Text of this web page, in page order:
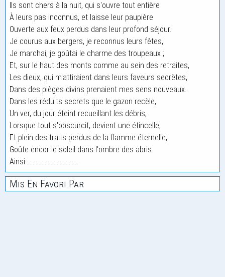
Ils sont chers à la nuit, qui s'ouvre tout entière
À leurs pas inconnus, et laisse leur paupière
Ouverte aux feux perdus dans leur profond séjour.
Je courus aux bergers, je reconnus leurs fêtes,
Je marchai, je goûtai le charme des troupeaux ;
Et, sur le haut des monts comme au sein des retraites,
Les dieux, qui m'attiraient dans leurs faveurs secrètes,
Dans des pièges divins prenaient mes sens nouveaux.
Dans les réduits secrets que le gazon recèle,
Un ver, du jour éteint recueillant les débris,
Lorsque tout s'obscurcit, devient une étincelle,
Et plein des traits perdus de la flamme éternelle,
Goûte encor le soleil dans l'ombre des abris.
Ainsi...................................
Mis En Favori Par